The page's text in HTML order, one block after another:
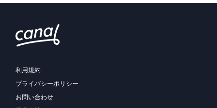
利用規約
プライバシーポリシー
お問い合わせ